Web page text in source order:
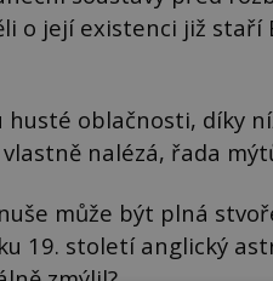
o její existenci již staří
husté oblačnosti, díky
nalézá, řada
může být plná
19. století anglický